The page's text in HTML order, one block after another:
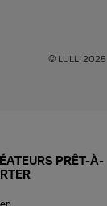
© LULLI
PRÊT-À-